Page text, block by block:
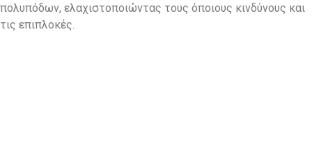
πολυπόδων, ελαχιστοποιώντας τους όποιους κινδύνους και
τις επιπλοκές.